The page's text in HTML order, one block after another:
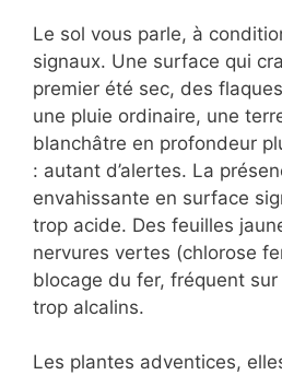
Le sol vous parle, à
signaux. Une surface qui
premier été sec, des
une pluie ordinaire, une
blanchâtre en profondeur
: autant d’alertes. La
envahissante en surface
trop acide. Des feuilles
nervures vertes (chlorose
blocage du fer, fréquent
trop alcalins.
Les plantes adventices,